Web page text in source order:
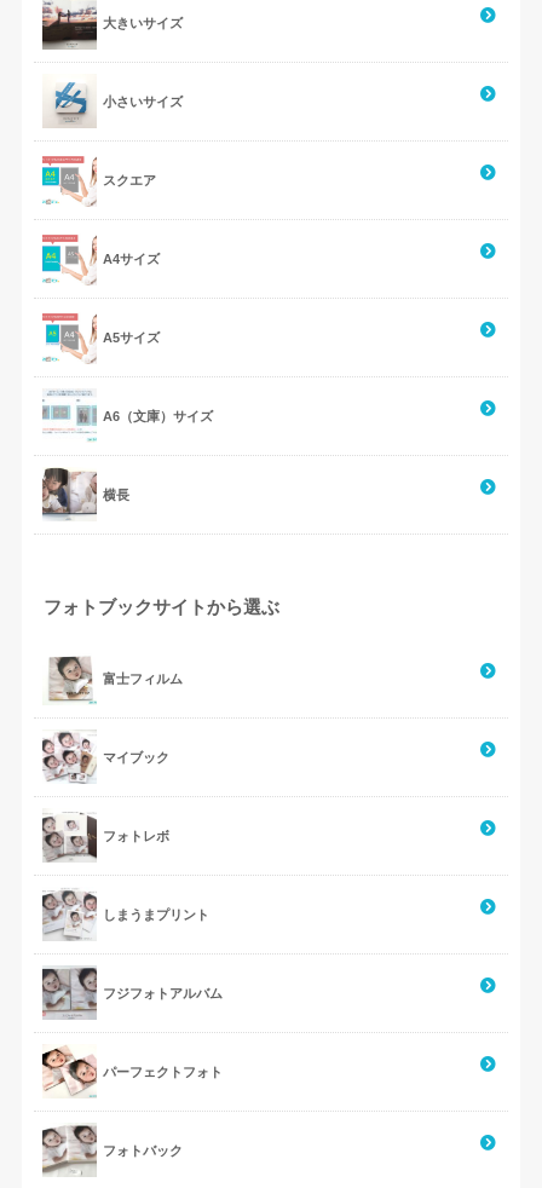
大きいサイズ
小さいサイズ
スクエア
A4サイズ
A5サイズ
A6（文庫）サイズ
横長
フォトブックサイトから選ぶ
富士フィルム
マイブック
フォトレボ
しまうまプリント
フジフォトアルバム
パーフェクトフォト
フォトバック